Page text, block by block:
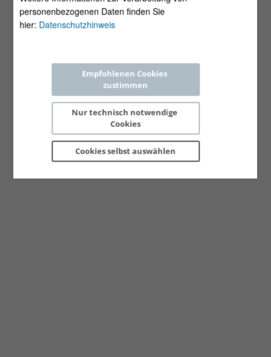
personenbezogenen Daten finden Sie
hier: Datenschutzhinweis
Empfohlenen Cookies
zustimmen
Nur technisch notwendige
Cookies
Cookies selbst auswählen